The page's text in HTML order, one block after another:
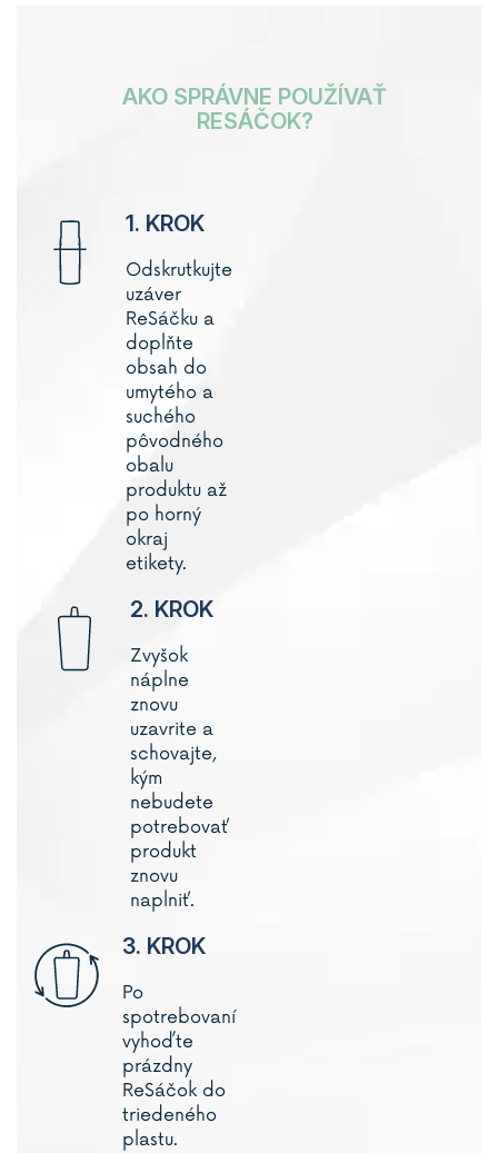
AKO SPRÁVNE POUŽÍVAŤ
RESÁČOK?
1. KROK
Odskrutkujte
uzáver
ReSáčku a
doplňte
obsah do
umytého a
suchého
pôvodného
obalu
produktu až
po horný
okraj
etikety.
2. KROK
Zvyšok
náplne
znovu
uzavrite a
schovajte,
kým
nebudete
potrebovať
produkt
znovu
naplniť.
3. KROK
Po
spotrebovaní
vyhoďte
prázdny
ReSáčok do
triedeného
plastu.